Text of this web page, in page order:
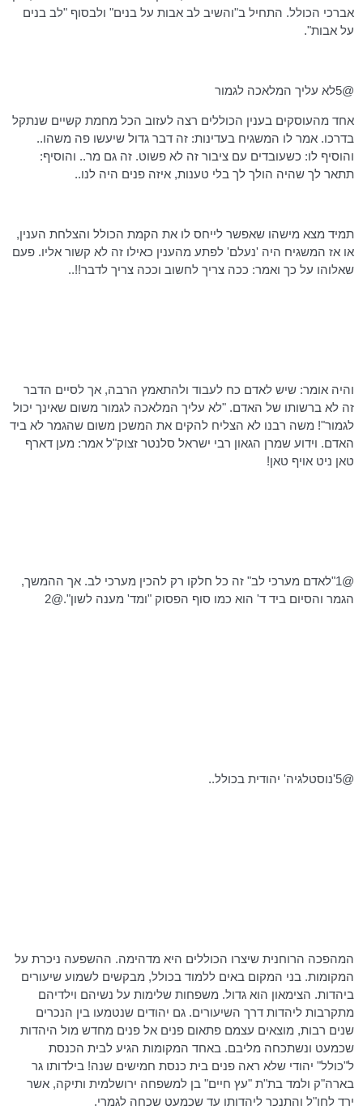
אברכי הכולל. התחיל ב"והשיב לב אבות על בנים" ולבסוף "לב בנים
על אבות".
@5לא עליך המלאכה לגמור
אחד מהעוסקים בענין הכוללים רצה לעזוב הכל מחמת קשיים שנתקל
בדרכו. אמר לו המשגיח בעדינות: זה דבר גדול שיעשו פה משהו..
והוסיף לו: כשעובדים עם ציבור זה לא פשוט. זה גם מר.. והוסיף:
תתאר לך שהיה הולך לך בלי טענות, איזה פנים היה לנו..
תמיד מצא מישהו שאפשר לייחס לו את הקמת הכולל והצלחת הענין,
או אז המשגיח היה 'נעלם' לפתע מהענין כאילו זה לא קשור אליו. פעם
שאלוהו על כך ואמר: ככה צריך לחשוב וככה צריך לדבר!!..
והיה אומר: שיש לאדם כח לעבוד ולהתאמץ הרבה, אך לסיים הדבר
זה לא ברשותו של האדם. "לא עליך המלאכה לגמור משום שאינך יכול
לגמור"! משה רבנו לא הצליח להקים את המשכן משום שהגמר לא ביד
האדם. וידוע שמרן הגאון רבי ישראל סלנטר זצוק"ל אמר: מעןדארף
טאן ניטאויף טאן!
@1"לאדם
מערכי לב" זה כל חלקו רק להכין מערכי לב. אך ההמשך,
הגמר והסיום ביד ד' הוא כמו סוף הפסוק "ומד' מענה לשון".@2
@5'נוסטלגיה ' יהודית בכולל..
המהפכה הרוחנית שיצרו הכוללים היא מדהימה. ההשפעה ניכרת על
המקומות. בני המקום באים ללמוד בכולל, מבקשים לשמוע שיעורים
ביהדות. הצימאון הוא גדול. משפחות שלימות על נשיהם וילדיהם
מתקרבות ליהדות דרך השיעורים. גם יהודים שנטמעו בין הנכרים
שנים רבות, מוצאים עצמם פתאום פנים אל פנים מחדש מול היהדות
שכמעט ונשתכחה מליבם. באחד המקומות הגיע לבית הכנסת
ל"כולל" יהודי שלא ראה פנים בית כנסת חמישים שנה! בילדותו גר
בארה"ק ולמד בת"ת "עץ חיים" בן למשפחה ירושלמית ותיקה, אשר
ירד לחו"ל והתנכר ליהדותו עד שכמעט שכחה לגמרי.